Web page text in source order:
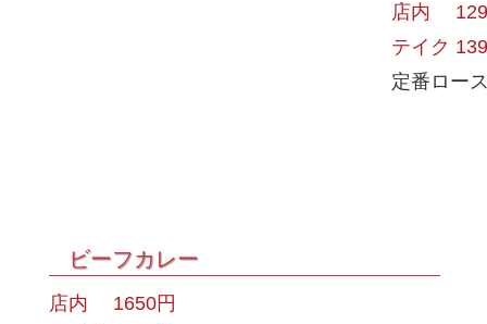
店内
テイク
定番ロー
ビーフカレー
店内 1650円